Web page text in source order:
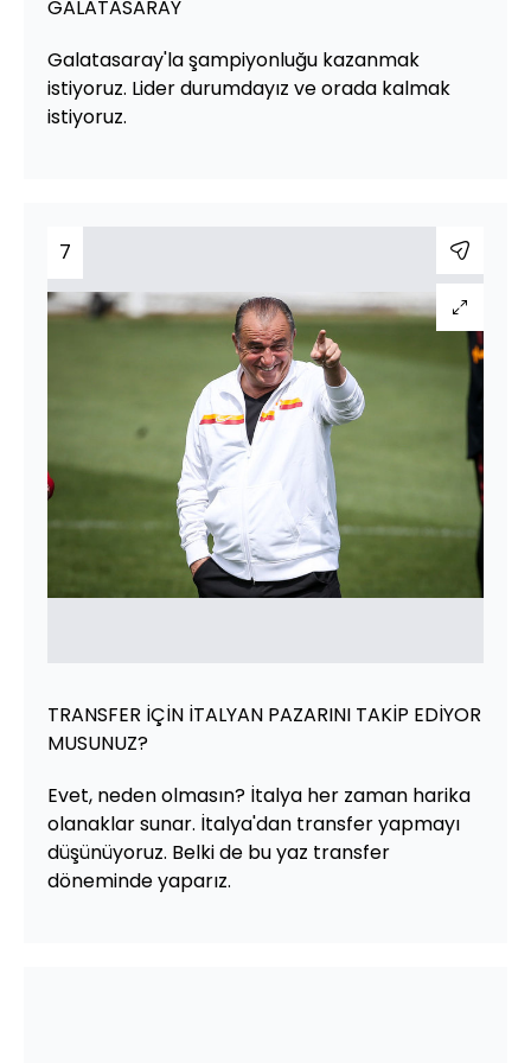
GALATASARAY
Galatasaray'la şampiyonluğu kazanmak
istiyoruz. Lider durumdayız ve orada kalmak
istiyoruz.
7
TRANSFER İÇİN İTALYAN PAZARINI TAKİP EDİYOR
MUSUNUZ?
Evet, neden olmasın? İtalya her zaman harika
olanaklar sunar. İtalya'dan transfer yapmayı
düşünüyoruz. Belki de bu yaz transfer
döneminde yaparız.